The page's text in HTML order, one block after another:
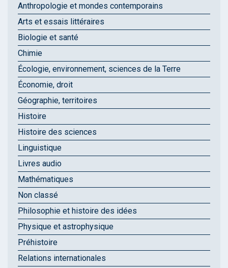
Anthropologie et mondes contemporains
Arts et essais littéraires
Biologie et santé
Chimie
Écologie, environnement, sciences de la Terre
Économie, droit
Géographie, territoires
Histoire
Histoire des sciences
Linguistique
Livres audio
Mathématiques
Non classé
Philosophie et histoire des idées
Physique et astrophysique
Préhistoire
Relations internationales